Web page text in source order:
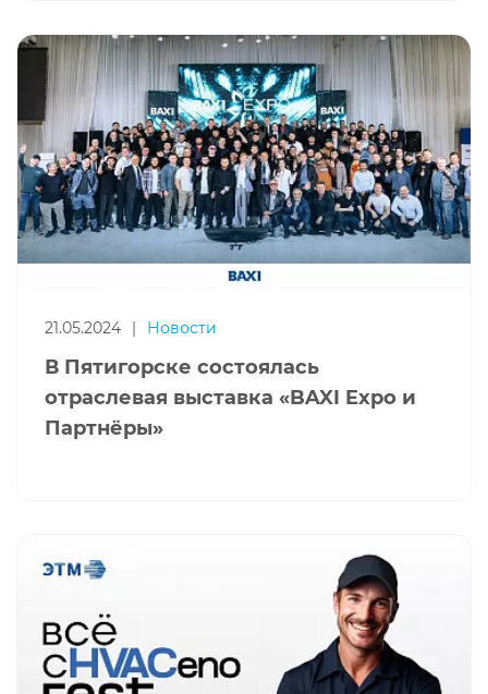
21.05.2024 | Новости
В Пятигорске состоялась
отраслевая выставка «BAXI Expo и
Партнёры»